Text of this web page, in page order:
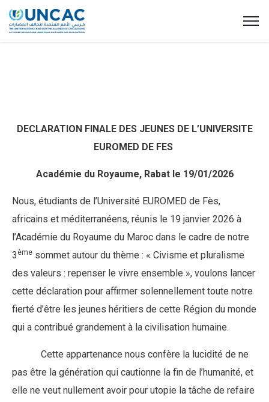
DECLARATION FINALE DES JEUNES DE L’UNIVERSITE
EUROMED DE FES
Académie du Royaume, Rabat le 19/01/2026
Nous, étudiants de l’Université EUROMED de Fès,
africains et méditerranéens, réunis le 19 janvier 2026 à
l’Académie du Royaume du Maroc dans le cadre de notre
3 ème sommet autour du thème : « Civisme et pluralisme
des valeurs : repenser le vivre ensemble », voulons lancer
cette déclaration pour affirmer solennellement toute notre
fierté d’être les jeunes héritiers de cette Région du monde
qui a contribué grandement à la civilisation humaine.
Cette appartenance nous confère la lucidité de ne
pas être la génération qui cautionne la fin de l’humanité, et
elle ne veut nullement avoir pour utopie la tâche de refaire